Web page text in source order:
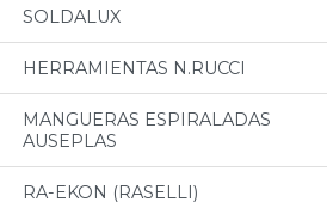
SOLDALUX
HERRAMIENTAS N.RUCCI
MANGUERAS ESPIRALADAS
AUSEPLAS
RA-EKON (RASELLI)